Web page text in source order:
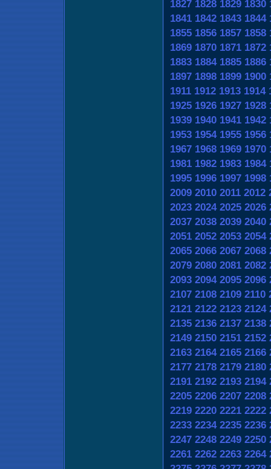
1827 1828 1829 1830
1841 1842 1843 1844
1855 1856 1857 1858
1869 1870 1871 1872
1883 1884 1885 1886
1897 1898 1899 1900
1911 1912 1913 1914
1925 1926 1927 1928
1939 1940 1941 1942
1953 1954 1955 1956
1967 1968 1969 1970
1981 1982 1983 1984
1995 1996 1997 1998
2009 2010 2011 2012
2023 2024 2025 2026
2037 2038 2039 2040
2051 2052 2053 2054
2065 2066 2067 2068
2079 2080 2081 2082
2093 2094 2095 2096
2107 2108 2109 2110
2121 2122 2123 2124
2135 2136 2137 2138
2149 2150 2151 2152
2163 2164 2165 2166
2177 2178 2179 2180
2191 2192 2193 2194
2205 2206 2207 2208
2219 2220 2221 2222
2233 2234 2235 2236
2247 2248 2249 2250
2261 2262 2263 2264